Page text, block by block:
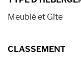
Meublé et Gîte
CLASSEMENT